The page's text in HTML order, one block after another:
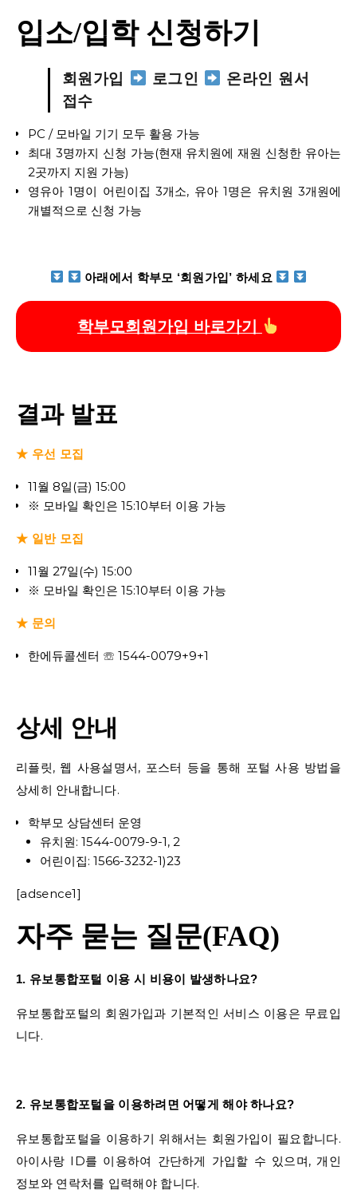
입소/입학 신청하기
회원가입 로그인
온라인 원서
접수
PC / 모바일 기기 모두 활용 가능
최대 3명까지 신청 가능(현재 유치원에 재원 신청한 유아는
2곳까지 지원 가능)
영유아 1명이 어린이집 3개소, 유아 1명은 유치원 3개원에
개별적으로 신청 가능
아래에서 학부모 ‘회원가입’ 하세요
학부모회원가입 바로가기
결과 발표
★ 우선 모집
11월 8일(금) 15:00
※ 모바일 확인은 15:10부터 이용 가능
★ 일반 모집
11월 27일(수) 15:00
※ 모바일 확인은 15:10부터 이용 가능
★ 문의
한에듀콜센터 ☏ 1544-0079+9+1
상세 안내
리플릿, 웹 사용설명서, 포스터 등을 통해 포털 사용 방법을
상세히 안내합니다.
학부모 상담센터 운영
유치원: 1544-0079-9-1, 2
어린이집: 1566-3232-1)23
[adsence1]
자주 묻는 질문(FAQ)
1. 유보통합포털 이용 시 비용이 발생하나요?
유보통합포털의 회원가입과 기본적인 서비스 이용은 무료입
니다.
2. 유보통합포털을 이용하려면 어떻게 해야 하나요?
유보통합포털을 이용하기 위해서는 회원가입이 필요합니다.
아이사랑 ID를 이용하여 간단하게 가입할 수 있으며, 개인
정보와 연락처를 입력해야 합니다.